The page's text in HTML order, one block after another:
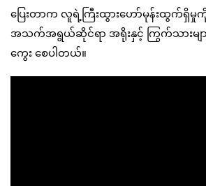
ပြေးတာက လူရဲ့ကြီးထွားဟော်မုန်းထွက်ရှိမှုကို
အသက်အရွယ်ဆိုင်ရာ အရိုးနှင့် ကြွက်သားများ
ကွေး စေပါတယ်။